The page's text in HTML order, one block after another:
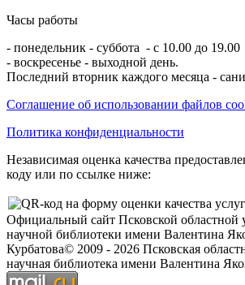
Часы работы
- понедельник - суббота - с 10.00 до 19.00
- воскресенье - выходной день.
Последний вторник каждого месяца -
Соглашение об использовании файлов
Политика конфиденциальности
Независимая оценка качества
коду или по ссылке ниже:
Официальный сайт Псковской областной
научной библиотеки имени Валентина
Курбатова© 2009 - 2026 Псковская
научная библиотека имени Валентина